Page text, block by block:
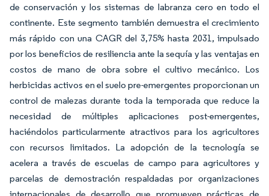
de conservación y los sistemas de labranza cero en todo el
continente. Este segmento también demuestra el crecimiento
más rápido con una CAGR del 3,75% hasta 2031, impulsado
por los beneficios de resiliencia ante la sequía y las ventajas en
costos de mano de obra sobre el cultivo mecánico. Los
herbicidas activos en el suelo pre-emergentes proporcionan un
control de malezas durante toda la temporada que reduce la
necesidad de múltiples aplicaciones post-emergentes,
haciéndolos particularmente atractivos para los agricultores
con recursos limitados. La adopción de la tecnología se
acelera a través de escuelas de campo para agricultores y
parcelas de demostración respaldadas por organizaciones